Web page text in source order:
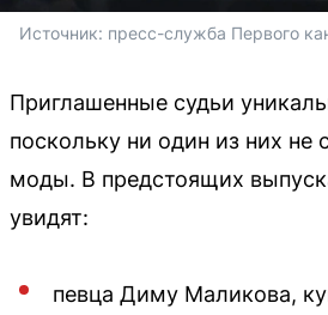
Источник: пресс-служба Первого
Приглашенные судьи
поскольку ни один из них не
моды. В предстоящих
увидят:
певца Диму Маликова,